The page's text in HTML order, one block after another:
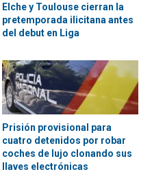
Elche y Toulouse cierran la
pretemporada ilicitana antes
del debut en Liga
Prisión provisional para
cuatro detenidos por robar
coches de lujo clonando sus
llaves electrónicas